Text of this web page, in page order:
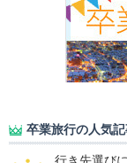
卒業旅行の人気